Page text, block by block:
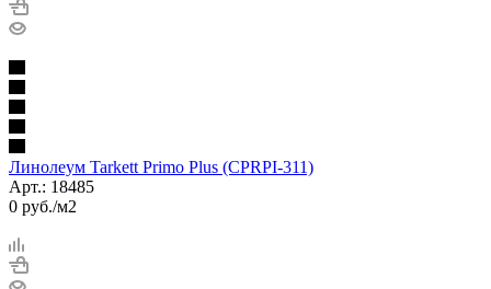
Линолеум Tarkett Primo Plus (CPRPI-311)
Арт.: 18485
0 руб./м2